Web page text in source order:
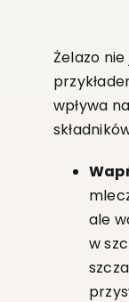
Żelazo
wpływa
ale
w